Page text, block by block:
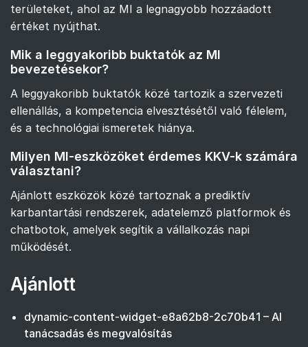
területeket, ahol az MI a legnagyobb hozzáadott
értéket nyújthat.
Mik a leggyakoribb buktatók az MI
bevezetésekor?
A leggyakoribb buktatók közé tartozik a szervezeti
ellenállás, a kompetencia elvesztésétől való félelem,
és a technológiai ismeretek hiánya.
Milyen MI-eszközöket érdemes KKV-k számára
választani?
Ajánlott eszközök közé tartoznak a prediktív
karbantartási rendszerek, adatelemző platformok és
chatbotok, amelyek segítik a vállalkozás napi
működését.
Ajánlott
dynamic-content-widget-e8a62b8-2c70b41 – AI
tanácsadás és megvalósítás